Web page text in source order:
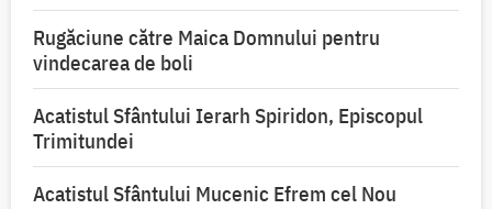
Rugăciune către Maica Domnului pentru
vindecarea de boli
Acatistul Sfântului Ierarh Spiridon, Episcopul
Trimitundei
Acatistul Sfântului Mucenic Efrem cel Nou